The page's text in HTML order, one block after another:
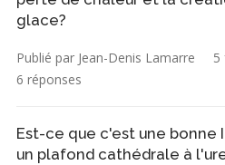
glace?
Publié par Jean-Denis Lamarre 5
6 réponses
Est-ce que c'est une
un plafond cathédrale à